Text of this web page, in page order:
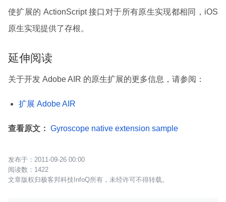
使扩展的 ActionScript 接口对于所有原生实现都相同，iOS
原生实现提供了存根。
延伸阅读
关于开发 Adobe AIR 的原生扩展的更多信息，请参阅：
扩展 Adobe AIR
查看原文： Gyroscope native extension sample
2011-09-26 00:00
1422
文章版权归极客邦科技InfoQ所有，未经许可不得转载。